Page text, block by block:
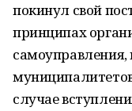
покинул свой
принципах
случае